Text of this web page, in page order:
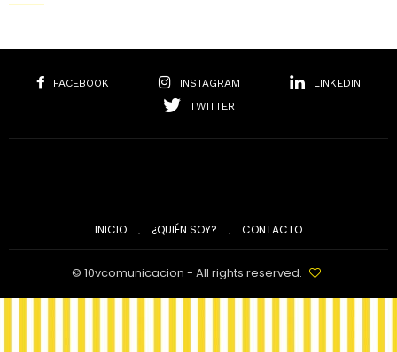
FACEBOOK INSTAGRAM
LINKEDIN
TWITTER
INICIO ¿QUIÉN SOY? CONTACTO
© 10vcomunicacion - All rights reserved.